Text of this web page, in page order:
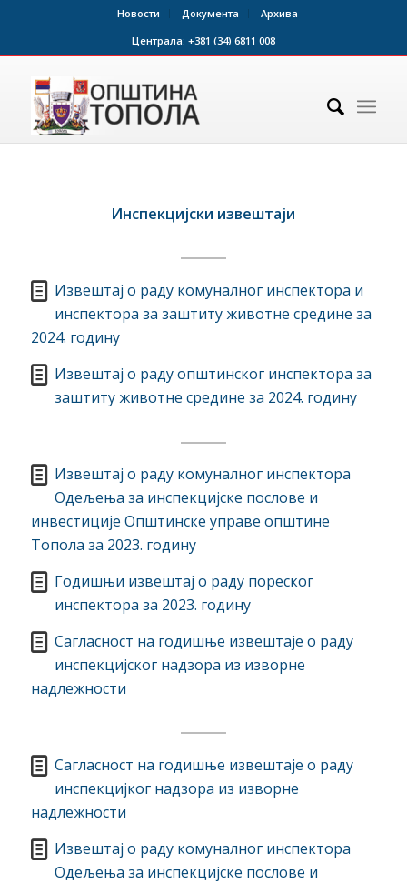
Новости Документа
Архива
Централа: +381 (34) 6811 008
Инспекцијски извештаји
Извештај о раду комуналног инспектора и
инспектора за заштиту животне средине за
2024. годину
Извештај о раду општинског инспектора за
заштиту животне средине за 2024. годину
Извештај о раду комуналног инспектора
Одељења за инспекцијске послове и
инвестиције Општинске управе општине
Топола за 2023. годину
Годишњи извештај о раду пореског
инспектора за 2023. годину
Сагласност на годишње извештаје о раду
инспекцијског надзора из изворне
надлежности
Сагласност на годишње извештаје о раду
инспекцијког надзора из изворне
надлежности
Извештај о раду комуналног инспектора
Одељења за инспекцијске послове и